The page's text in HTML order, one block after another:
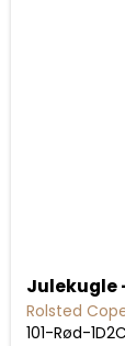
Julekugle
Rolsted
101-Rød-1D2C